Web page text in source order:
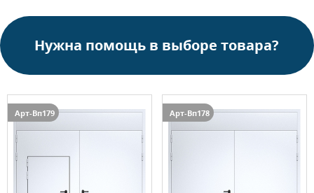
Нужна помощь в выборе товара?
Арт-Вп179 Арт-Вп178